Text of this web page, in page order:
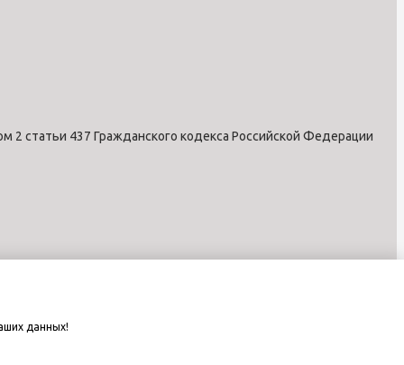
данных!
2 статьи 437 Гражданского кодекса Российской Федерации